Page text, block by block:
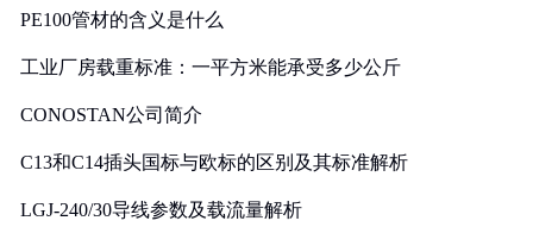
PE100管材的含义是什么
工业厂房载重标准：一平方米能承受多少公斤
CONOSTAN公司简介
C13和C14插头国标与欧标的区别及其标准解析
LGJ-240/30导线参数及载流量解析